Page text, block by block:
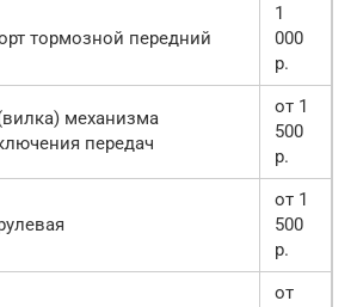
тормозной передний
1
000
р.
механизма
передач
от 1
500
р.
от 1
500
р.
от